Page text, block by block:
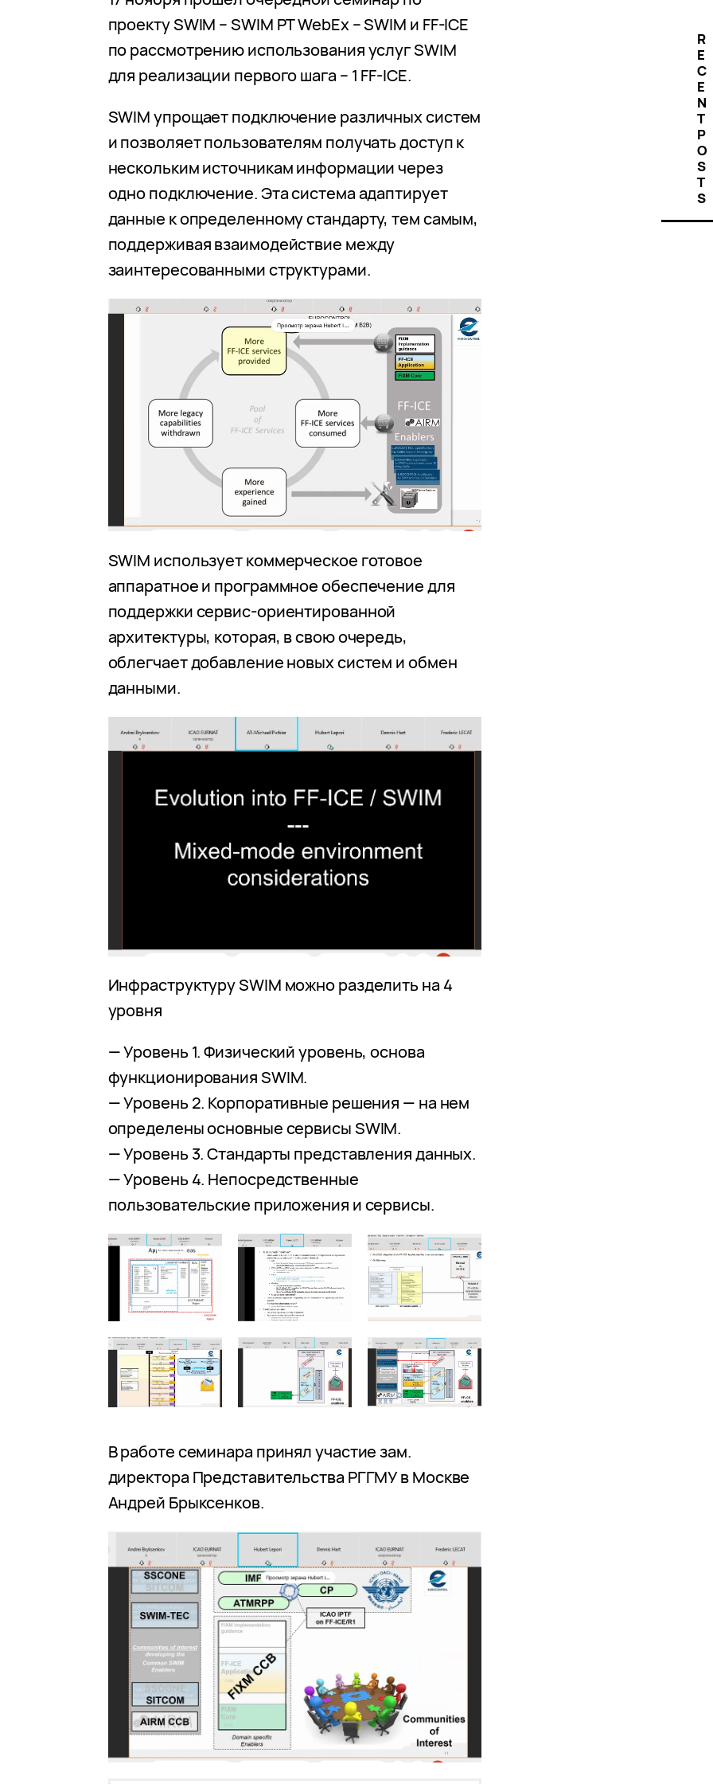
проекту SWIM – SWIM PT WebEx – SWIM и FF-ICE
по рассмотрению использования услуг SWIM
для реализации первого шага – 1 FF-ICE.
SWIM упрощает подключение различных систем
и позволяет пользователям получать доступ к
нескольким источникам информации через
одно подключение. Эта система адаптирует
данные к определенному стандарту, тем самым,
поддерживая взаимодействие между
заинтересованными структурами.
SWIM использует коммерческое готовое
аппаратное и программное обеспечение для
поддержки сервис-ориентированной
архитектуры, которая, в свою очередь,
облегчает добавление новых систем и обмен
данными.
Инфраструктуру SWIM можно разделить на 4
уровня
— Уровень 1. Физический уровень, основа
функционирования SWIM.
— Уровень 2. Корпоративные решения — на нем
определены основные сервисы SWIM.
— Уровень 3. Стандарты представления данных.
— Уровень 4. Непосредственные
пользовательские приложения и сервисы.
В работе семинара принял участие зам.
директора Представительства РГГМУ в Москве
Андрей Брыксенков.
R
E
C
E
N
T
P
O
S
T
S